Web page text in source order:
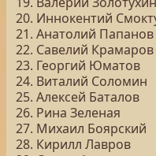
20. Иннокентий
21. Анатолий Папанов
22. Савелий Крамаров
23. Георгий Юматов
24. Виталий Соломин
25. Алексей Баталов
26. Рина Зеленая
27. Михаил Боярский
28. Кирилл Лавров